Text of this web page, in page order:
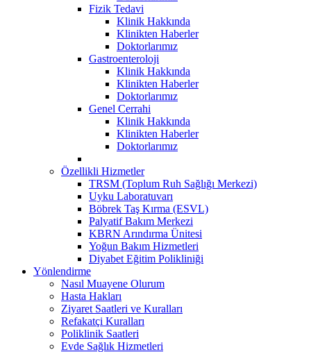
Fizik Tedavi
Klinik Hakkında
Klinikten Haberler
Doktorlarımız
Gastroenteroloji
Klinik Hakkında
Klinikten Haberler
Doktorlarımız
Genel Cerrahi
Klinik Hakkında
Klinikten Haberler
Doktorlarımız
Özellikli Hizmetler
TRSM (Toplum Ruh Sağlığı Merkezi)
Uyku Laboratuvarı
Böbrek Taş Kırma (ESVL)
Palyatif Bakım Merkezi
KBRN Arındırma Ünitesi
Yoğun Bakım Hizmetleri
Diyabet Eğitim Polikliniği
Yönlendirme
Nasıl Muayene Olurum
Hasta Hakları
Ziyaret Saatleri ve Kuralları
Refakatçi Kuralları
Poliklinik Saatleri
Evde Sağlık Hizmetleri